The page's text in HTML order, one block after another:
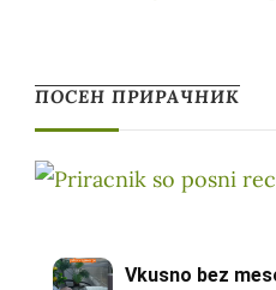
ПОСЕН ПРИРАЧНИК